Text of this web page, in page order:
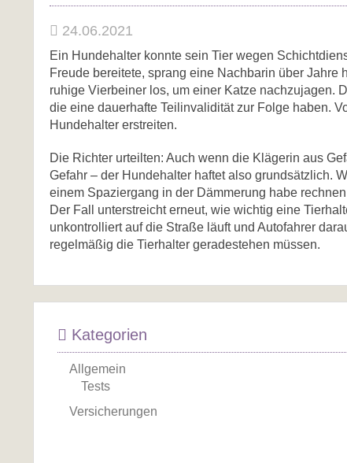
24.06.2021
Ein Hundehalter konnte sein Tier wegen
Freude bereitete, sprang eine Nachbarin über
ruhige Vierbeiner los, um einer Katze nachzujagen.
die eine dauerhafte Teilinvalidität zur Folge haben.
Hundehalter erstreiten.
Die Richter urteilten: Auch wenn die Klägerin aus
Gefahr – der Hundehalter haftet also grundsätzlich.
einem Spaziergang in der Dämmerung habe
Der Fall unterstreicht erneut, wie wichtig eine
unkontrolliert auf die Straße läuft und Autofahrer
regelmäßig die Tierhalter geradestehen müssen.
Kategorien
Allgemein
Tests
Versicherungen